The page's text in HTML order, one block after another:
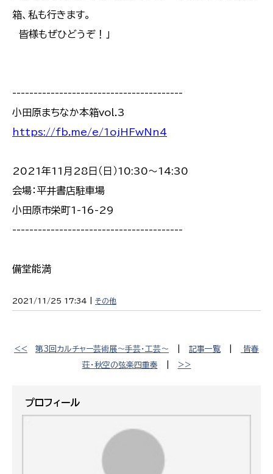
箱、私も行きます。
皆様もぜひどうぞ！」
----------------------------------------
小田原まちなか本箱vol.3
https://fb.me/e/1ojHFwNn4
2021年11月28日（日）10:30〜14:30
会場：平井書店駐車場
小田原市栄町1-16-29
----------------------------------------
備堂能満
2021/11/25 17:34 | その他
<< 第3回カルチャー芸術展〜手芸・工芸〜 記事一覧
皆春
荘・秋空の弦楽四重奏
>>
プロフィール